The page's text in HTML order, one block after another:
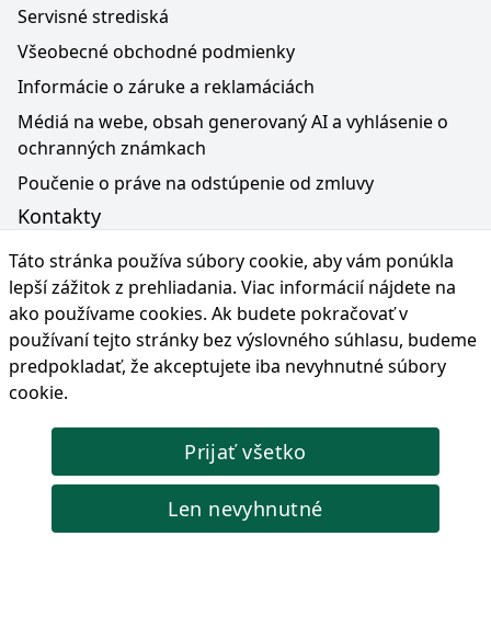
Táto stránka používa súbory cookie, aby vám ponúkla
lepší zážitok z prehliadania. Viac informácií nájdete na
ako používame cookies. Ak budete pokračovať v
používaní tejto stránky bez výslovného súhlasu, budeme
predpokladať, že akceptujete iba nevyhnutné súbory
cookie.
Prijať všetko
Len nevyhnutné
Servisné strediská
Všeobecné obchodné podmienky
Informácie o záruke a reklamáciách
Médiá na webe, obsah generovaný AI a vyhlásenie o
ochranných známkach
Poučenie o práve na odstúpenie od zmluvy
Kontakty
+421 915 827 774
+421 915 155 468
+36 30 343 6714
info@lincos.sk
01 Moldava nad Bodvou, Slovensko
Pondelok - Piatok: 8:00-16:30 . Na základe
telefonickej dohody.